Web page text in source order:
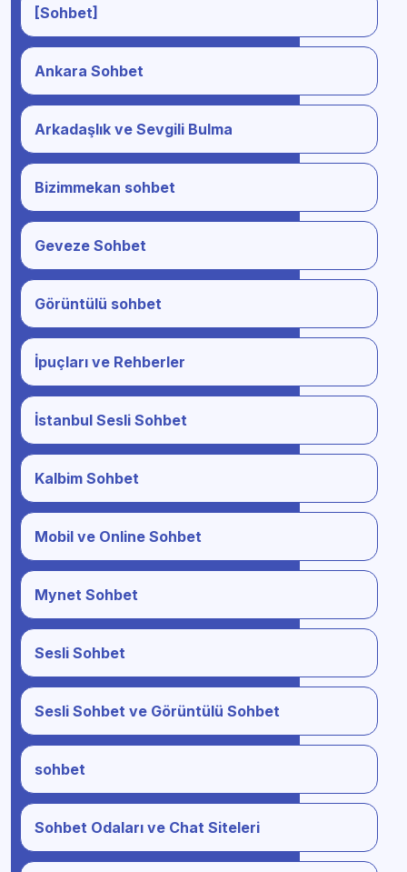
[Sohbet]
Ankara Sohbet
Arkadaşlık ve Sevgili Bulma
Bizimmekan sohbet
Geveze Sohbet
Görüntülü sohbet
İpuçları ve Rehberler
İstanbul Sesli Sohbet
Kalbim Sohbet
Mobil ve Online Sohbet
Mynet Sohbet
Sesli Sohbet
Sesli Sohbet ve Görüntülü Sohbet
sohbet
Sohbet Odaları ve Chat Siteleri